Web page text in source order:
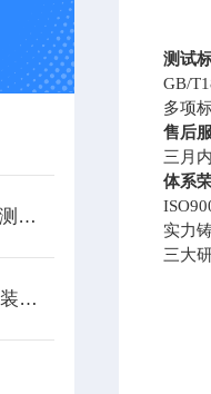
商品零售包装袋疲劳性能检测仪器
BB/T 0039-2013商品零售包装袋物理机械性能试验方法
测试
GB/
多项
售后
三月
体系
实力
三大